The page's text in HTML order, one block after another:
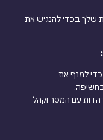
שלך בכדי להנגיש את
למנף את
עם המסר וקהל